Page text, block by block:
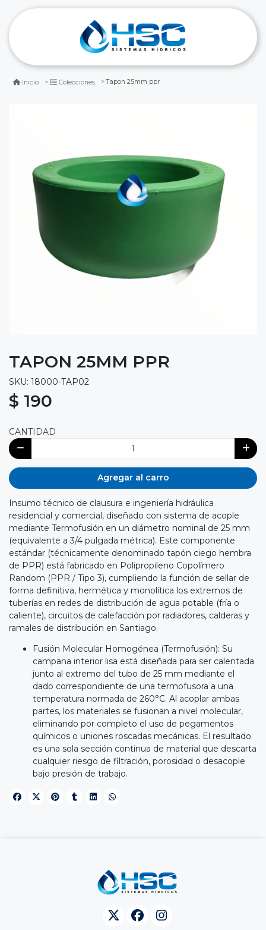
Inicio Colecciones Tapon 25mm ppr
TAPON 25MM PPR
SKU: 18000-TAP02
$ 190
CANTIDAD
Agregar al carro
Insumo técnico de clausura e ingeniería hidráulica
residencial y comercial, diseñado con sistema de acople
mediante Termofusión en un diámetro nominal de 25 mm
(equivalente a 3/4 pulgada métrica). Este componente
estándar (técnicamente denominado tapón ciego hembra
de PPR) está fabricado en Polipropileno Copolímero
Random (PPR / Tipo 3), cumpliendo la función de sellar de
forma definitiva, hermética y monolítica los extremos de
tuberías en redes de distribución de agua potable (fría o
caliente), circuitos de calefacción por radiadores, calderas y
ramales de distribución en Santiago.
Fusión Molecular Homogénea (Termofusión): Su
campana interior lisa está diseñada para ser calentada
junto al extremo del tubo de 25 mm mediante el
dado correspondiente de una termofusora a una
temperatura normada de 260°C. Al acoplar ambas
partes, los materiales se fusionan a nivel molecular,
eliminando por completo el uso de pegamentos
químicos o uniones roscadas mecánicas. El resultado
es una sola sección continua de material que descarta
cualquier riesgo de filtración, porosidad o desacople
bajo presión de trabajo.